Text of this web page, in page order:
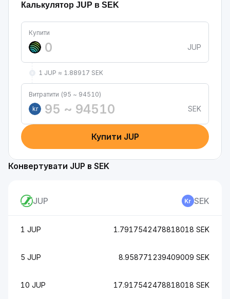
Калькулятор JUP в SEK
Купити
JUP
1 JUP ≈ 1.88917 SEK
Витратити (95 ~ 94510)
kr
SEK
Купити JUP
Конвертувати JUP в SEK
JUP SEK
1 JUP 1.7917542478818018 SEK
5 JUP 8.958771239409009 SEK
10 JUP 17.917542478818018 SEK